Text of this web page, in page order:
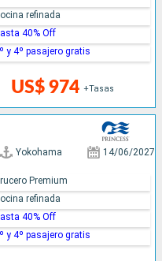
US$ 974 +Tasas
refinada
40% Off
y 4º pasajero gratis
Yokohama 14/06/2027
Premium
refinada
40% Off
y 4º pasajero gratis